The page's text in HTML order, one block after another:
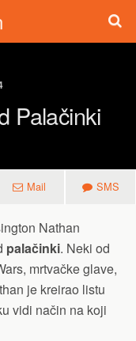
Palačinki
Mail SMS
Nathan
palačinki. Neki od
mrtvačke glave,
je kreirao listu
vidi način na koji